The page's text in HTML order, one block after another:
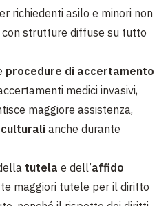
richiedenti asilo e minori non
con strutture diffuse su tutto
procedure di accertamento
medici invasivi,
maggiore assistenza,
anche durante
tutela e dell’affido
maggiori tutele per il diritto